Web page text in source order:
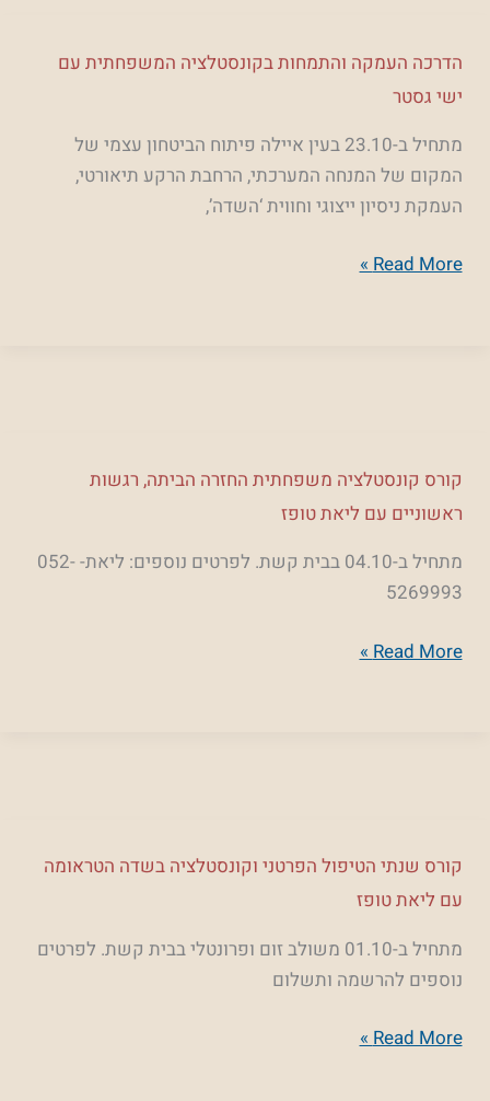
הדרכה העמקה והתמחות בקונסטלציה המשפחתית עם
ישי גסטר
מתחיל ב-23.10 בעין איילה פיתוח הביטחון עצמי של
המקום של המנחה המערכתי, הרחבת הרקע תיאורטי,
העמקת ניסיון ייצוגי וחווית ‘השדה’,
הדרכה
העמקה
בקונסטלציה
המשפחתית
עם
גסטר
Read More »
קורס קונסטלציה משפחתית החזרה הביתה, רגשות
ראשוניים עם ליאת טופז
מתחיל ב-04.10 בבית קשת. לפרטים נוספים: ליאת- 052-
5269993
קורס
קונסטלציה
החזרה
הביתה,
ראשוניים
Read More »
קורס שנתי הטיפול הפרטני וקונסטלציה בשדה הטראומה
עם ליאת טופז
מתחיל ב-01.10 משולב זום ופרונטלי בבית קשת. לפרטים
נוספים להרשמה ותשלום
קורס
שנתי
הפרטני
וקונסטלציה
הטראומה
Read More »